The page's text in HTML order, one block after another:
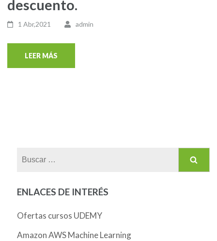
descuento.
1 Abr,2021 admin
LEER MÁS
ENLACES DE INTERÉS
Ofertas cursos UDEMY
Amazon AWS Machine Learning